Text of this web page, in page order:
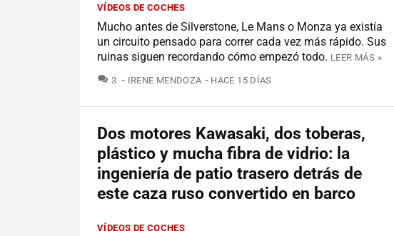
VÍDEOS DE COCHES
Mucho antes de Silverstone, Le Mans o Monza ya existía
un circuito pensado para correr cada vez más rápido. Sus
ruinas siguen recordando cómo empezó todo. LEER MÁS »
3 COMENTARIOS
IRENE MENDOZA HACE 15 DÍAS
Dos motores Kawasaki, dos toberas,
plástico y mucha fibra de vidrio: la
ingeniería de patio trasero detrás de
este caza ruso convertido en barco
VÍDEOS DE COCHES